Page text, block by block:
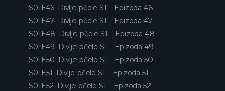
S01E46 Divlje pčele S1 – Epizoda 46
S01E47 Divlje pčele S1 – Epizoda 47
S01E48 Divlje pčele S1 – Epizoda 48
S01E49 Divlje pčele S1 – Epizoda 49
S01E50 Divlje pčele S1 – Epizoda 50
S01E51
Divlje pčele S1 – Epizoda 51
S01E52 Divlje pčele S1 – Epizoda 52